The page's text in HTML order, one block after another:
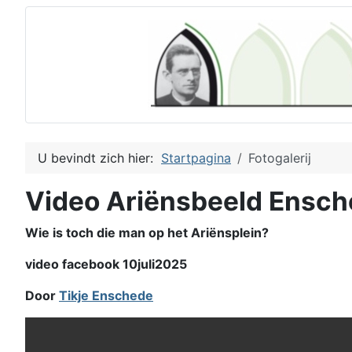
U bevindt zich hier: Startpagina Fotogalerij
Video Ariënsbeeld
Wie is toch die man op het Ariënsplein?
video facebook 10juli2025
Door Tikje Enschede